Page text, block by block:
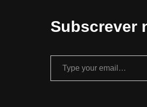
Subscrever